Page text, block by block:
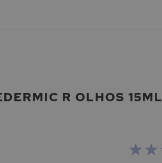
R OLHOS 15ML